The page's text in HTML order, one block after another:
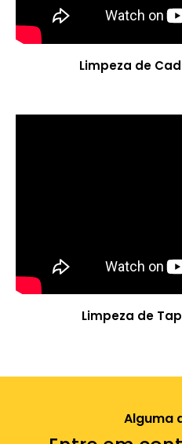
Limpeza de
Limpeza de
Alguma